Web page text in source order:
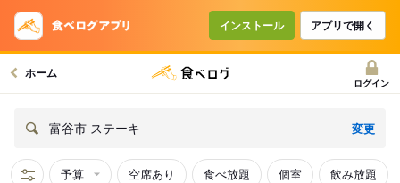
インストール アプリで開く
ホーム
ログイン
富谷市 ステーキ 変更
予算 空席あり 食べ放題 個室 飲み放題